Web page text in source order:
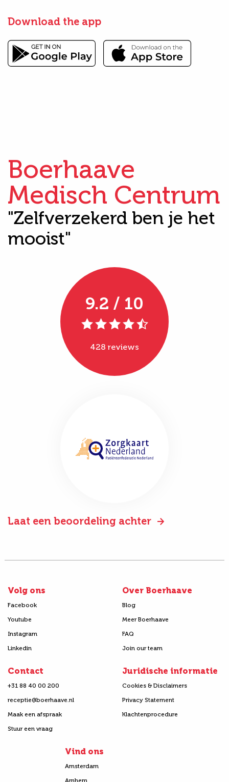
Download the app
Boerhaave
Medisch Centrum
"Zelfverzekerd ben je het
mooist"
9.2 / 10
428 reviews
Laat een beoordeling achter
Volg ons
Facebook
Youtube
Instagram
Linkedin
Over Boerhaave
Blog
Meer Boerhaave
FAQ
Join our team
Contact
+31 88 40 00 200
receptie@boerhaave.nl
Maak een afspraak
Stuur een vraag
Juridische informatie
Cookies & Disclaimers
Privacy Statement
Klachtenprocedure
Vind ons
Amsterdam
Arnhem